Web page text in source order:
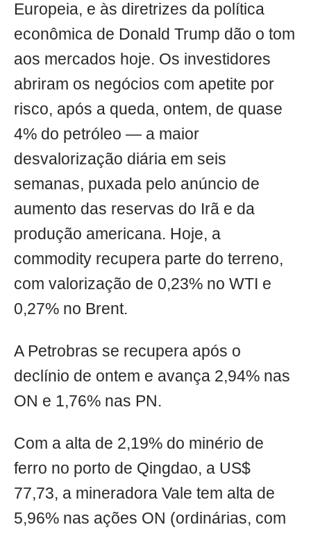
Europeia, e às diretrizes da política
econômica de Donald Trump dão o tom
aos mercados hoje. Os investidores
abriram os negócios com apetite por
risco, após a queda, ontem, de quase
4% do petróleo — a maior
desvalorização diária em seis
semanas, puxada pelo anúncio de
aumento das reservas do Irã e da
produção americana. Hoje, a
commodity recupera parte do terreno,
com valorização de 0,23% no WTI e
0,27% no Brent.
A Petrobras se recupera após o
declínio de ontem e avança 2,94% nas
ON e 1,76% nas PN.
Com a alta de 2,19% do minério de
ferro no porto de Qingdao, a US$
77,73, a mineradora Vale tem alta de
5,96% nas ações ON (ordinárias, com